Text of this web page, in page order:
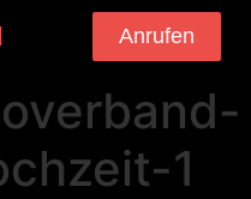
Anrufen
1